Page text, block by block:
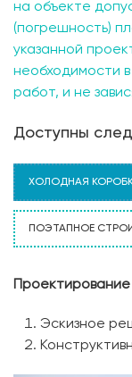
на объекте
(погрешность)
указанной
необходимости
работ, и не
Доступны
ХОЛОДНАЯ
ПОЭТАПНОЕ
Проектирование
Эскизное